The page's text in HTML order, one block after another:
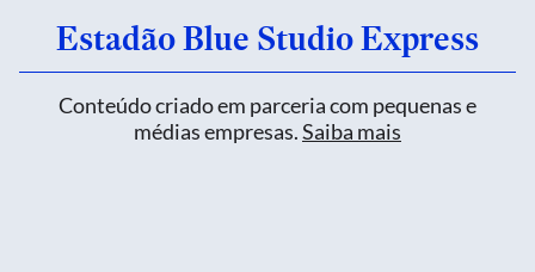
Estadão Blue Studio Express
Conteúdo criado em parceria com pequenas e
médias empresas.Saiba mais